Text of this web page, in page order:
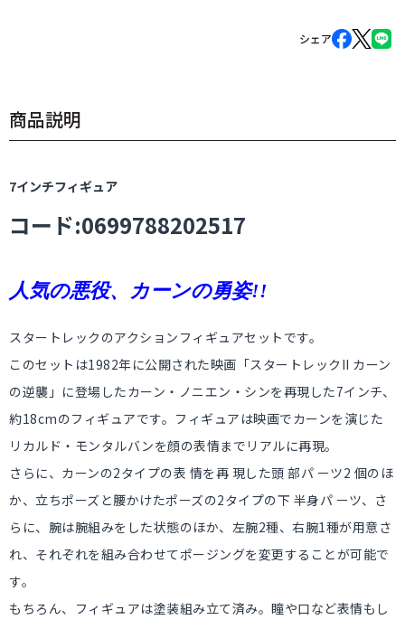
シェア
商品説明
7インチフィギュア
コード:0699788202517
人気の悪役、カーンの勇姿!!
スタートレックのアクションフィギュアセットです。
このセットは1982年に公開された映画「スタートレックII カーン
の逆襲」に登場したカーン・ノニエン・シンを再現した7インチ、
約18cmのフィギュアです。フィギュアは映画でカーンを演じた
リカルド・モンタルバンを顔の表情までリアルに再現。
さらに、カーンの2タイプの表 情を再 現した頭 部パ ーツ2 個のほ
か、立ちポーズと腰かけたポーズの2タイプの下 半身パ ーツ、さ
らに、腕は腕組みをした状態のほか、左腕2種、右腕1種が用意さ
れ、それぞれを組み合わせてポージングを変更することが可能で
す。
もちろん、フィギュアは塗装組み立て済み。瞳や口など表情もし